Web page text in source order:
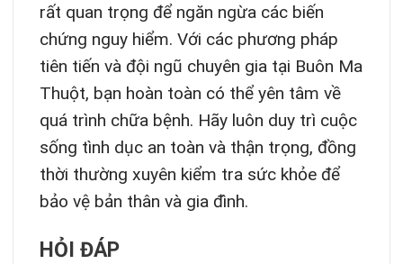
rất quan trọng để ngăn ngừa các biến
chứng nguy hiểm. Với các phương pháp
tiên tiến và đội ngũ chuyên gia tại Buôn Ma
Thuột, bạn hoàn toàn có thể yên tâm về
quá trình chữa bệnh. Hãy luôn duy trì cuộc
sống tình dục an toàn và thận trọng, đồng
thời thường xuyên kiểm tra sức khỏe để
bảo vệ bản thân và gia đình.
HỎI ĐÁP